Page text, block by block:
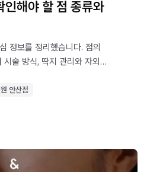
인해야 할 점 종류와
정보를 정리했습니다. 점의
술 방식, 딱지 관리와 자외선
안산점